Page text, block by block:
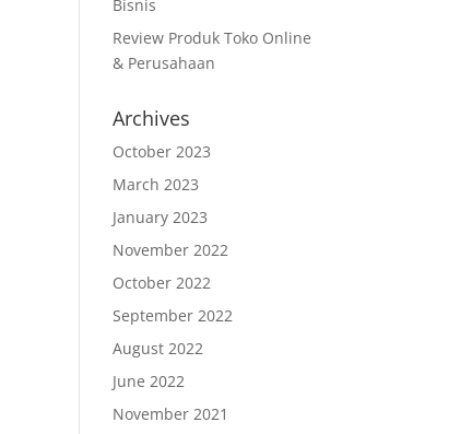
Bisnis
Review Produk Toko Online
& Perusahaan
Archives
October 2023
March 2023
January 2023
November 2022
October 2022
September 2022
August 2022
June 2022
November 2021